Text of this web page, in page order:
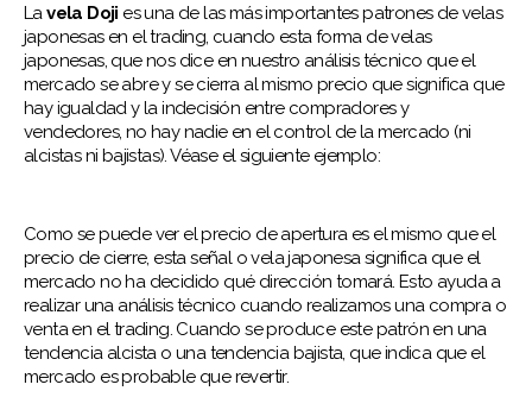
Lavela Doji es una de las más importantes patrones de velas
japonesas en el trading, cuando esta forma de velas
japonesas, que nos dice en nuestro análisis técnico que el
mercado se abre y se cierra al mismo precio que significa que
hay igualdad y la indecisión entre compradores y
vendedores, no hay nadie en el control de la mercado (ni
alcistas ni bajistas). Véase el siguiente ejemplo:
Como se puede ver el precio de apertura es el mismo que el
precio de cierre, esta señal o vela japonesa significa que el
mercado no ha decidido qué dirección tomará. Esto ayuda a
realizar una análisis técnico cuando realizamos una compra o
venta en el trading. Cuando se produce este patrón en una
tendencia alcista o una tendencia bajista, que indica que el
mercado es probable que revertir.